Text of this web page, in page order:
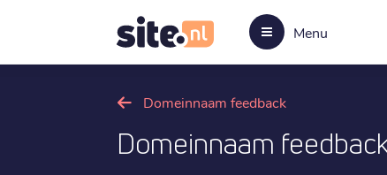
Menu
Domeinnaam feedback
Domeinnaam